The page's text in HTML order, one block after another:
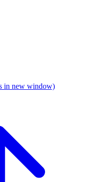
in new window)